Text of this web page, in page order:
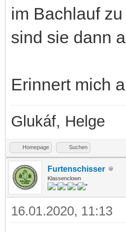
im Bachlauf
sind sie dann
Erinnert mich
Glukáf, Helge
Homepage Suchen
Furtenschisser
Klassenclown
16.01.2020, 11:13